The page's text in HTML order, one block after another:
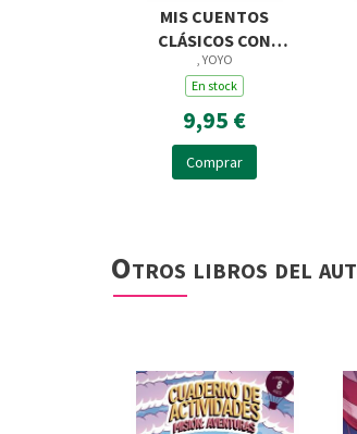
MIS CUENTOS
CLÁSICOS CON
TEXTURAS. LOS TRES
CERDITOS
, YOYO
En stock
9,95 €
Comprar
Otros libros del